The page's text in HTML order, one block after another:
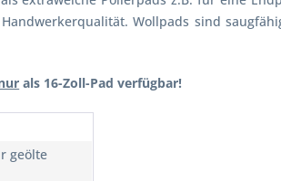
Wollpads sind
als 16-Zoll-Pad verfügbar!
geölte